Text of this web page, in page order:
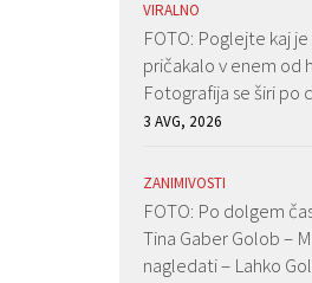
VIRALNO
FOTO: Poglejte kaj
pričakalo v enem od
Fotografija se širi po
3 AVG, 2026
ZANIMIVOSTI
FOTO: Po dolgem
Tina Gaber Golob –
nagledati – Lahko